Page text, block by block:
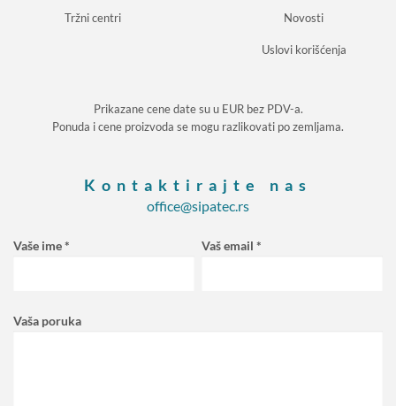
Tržni centri Novosti
Uslovi korišćenja
Prikazane cene date su u EUR bez PDV-a.
Ponuda i cene proizvoda se mogu razlikovati po zemljama.
Kontaktirajte nas
office@sipatec.rs
Vaše ime * Vaš email *
Vaša poruka